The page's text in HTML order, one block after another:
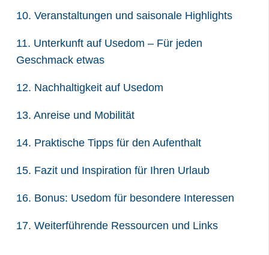
10. Veranstaltungen und saisonale Highlights
11. Unterkunft auf Usedom – Für jeden
Geschmack etwas
12. Nachhaltigkeit auf Usedom
13. Anreise und Mobilität
14. Praktische Tipps für den Aufenthalt
15. Fazit und Inspiration für Ihren Urlaub
16. Bonus: Usedom für besondere Interessen
17. Weiterführende Ressourcen und Links